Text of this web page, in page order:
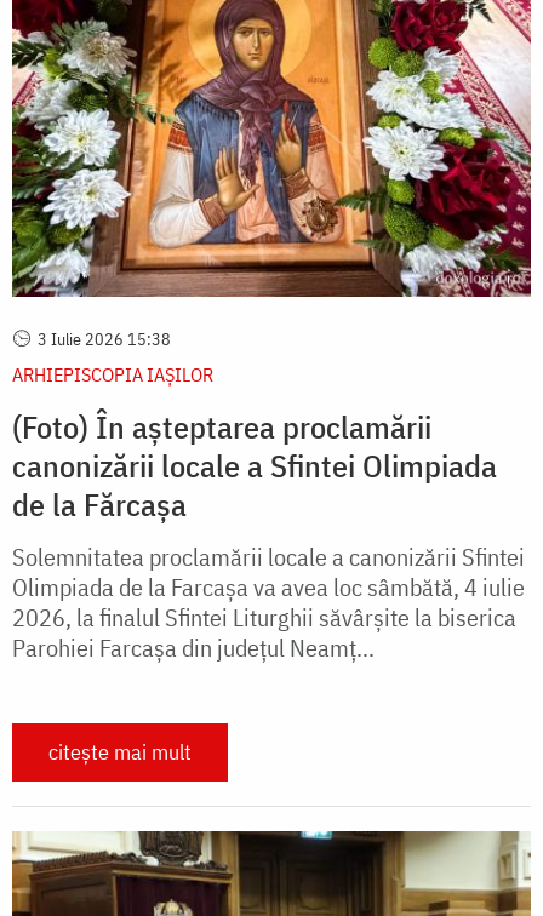
3 Iulie 2026 15:38
ARHIEPISCOPIA IAŞILOR
(Foto) În așteptarea proclamării
canonizării locale a Sfintei Olimpiada
de la Fărcașa
Solemnitatea proclamării locale a canonizării Sfintei
Olimpiada de la Farcașa va avea loc sâmbătă, 4 iulie
2026, la finalul Sfintei Liturghii săvârşite la biserica
Parohiei Farcaşa din judeţul Neamţ...
citește mai mult